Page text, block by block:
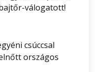
válogatott!
csúccsal
országos